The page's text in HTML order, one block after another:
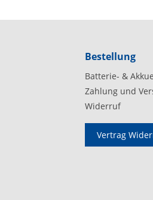
Bestellung
Batterie- &
Zahlung und
Widerruf
Vertrag